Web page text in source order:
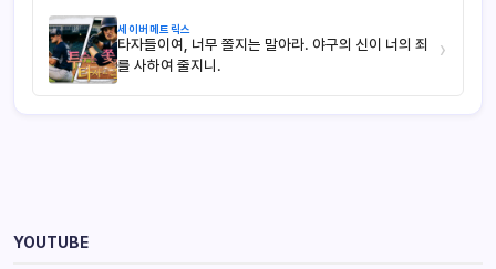
세이버메트릭스
타자들이여, 너무 쫄지는 말아라. 야구의 신이 너의 죄
를 사하여 줄지니.
›
YOUTUBE